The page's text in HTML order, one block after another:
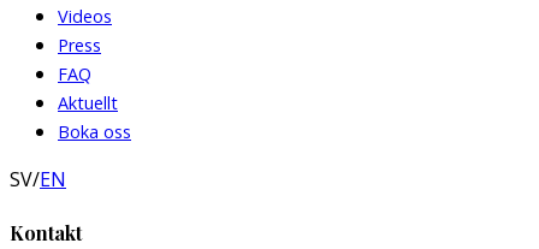
Videos
Press
FAQ
Aktuellt
Boka oss
SV/EN
Kontakt